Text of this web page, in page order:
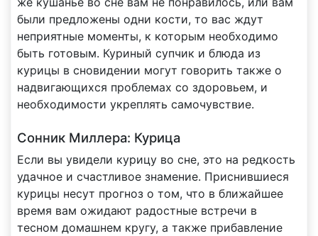
были предложены одни кости, то вас ждут
неприятные моменты, к которым необходимо
быть готовым. Куриный супчик и блюда из
курицы в сновидении могут говорить также о
надвигающихся проблемах со здоровьем, и
необходимости укреплять самочувствие.
Сонник Миллера: Курица
Если вы увидели курицу во сне, это на редкость
удачное и счастливое знамение. Приснившиеся
курицы несут прогноз о том, что в ближайшее
время вам ожидают радостные встречи в
тесном домашнем кругу, а также прибавление